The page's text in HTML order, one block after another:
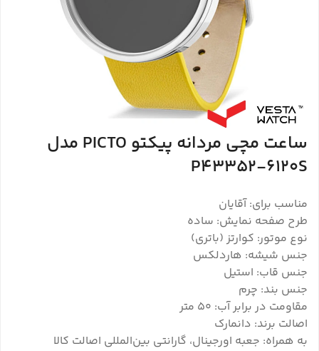
ساعت مچی مردانه پیکتو PICTO مدل
P43352-6120S
مناسب برای: آقایان
طرح صفحه نمایش: ساده
نوع موتور: کوارتز (باتری)
جنس شیشه: هاردلکس
جنس قاب: استیل
جنس بند: چرم
مقاومت در برابر آب: 50 متر
اصالت برند: دانمارک
به همراه: جعبه اورجینال، گارانتی بین‌المللی اصالت کالا